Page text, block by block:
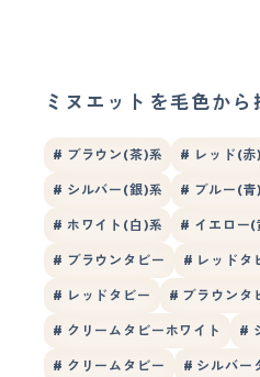
ミヌエットを毛色から
# ブラウン(茶)系 # レッド(赤
# シルバー(銀)系 # ブルー(青
# ホワイト(白)系 # イエロー(
# ブラウンタビー # レッドタ
# レッドタビー # ブラウンタ
# クリームタビーホワイト #
# クリームタビー # シルバー